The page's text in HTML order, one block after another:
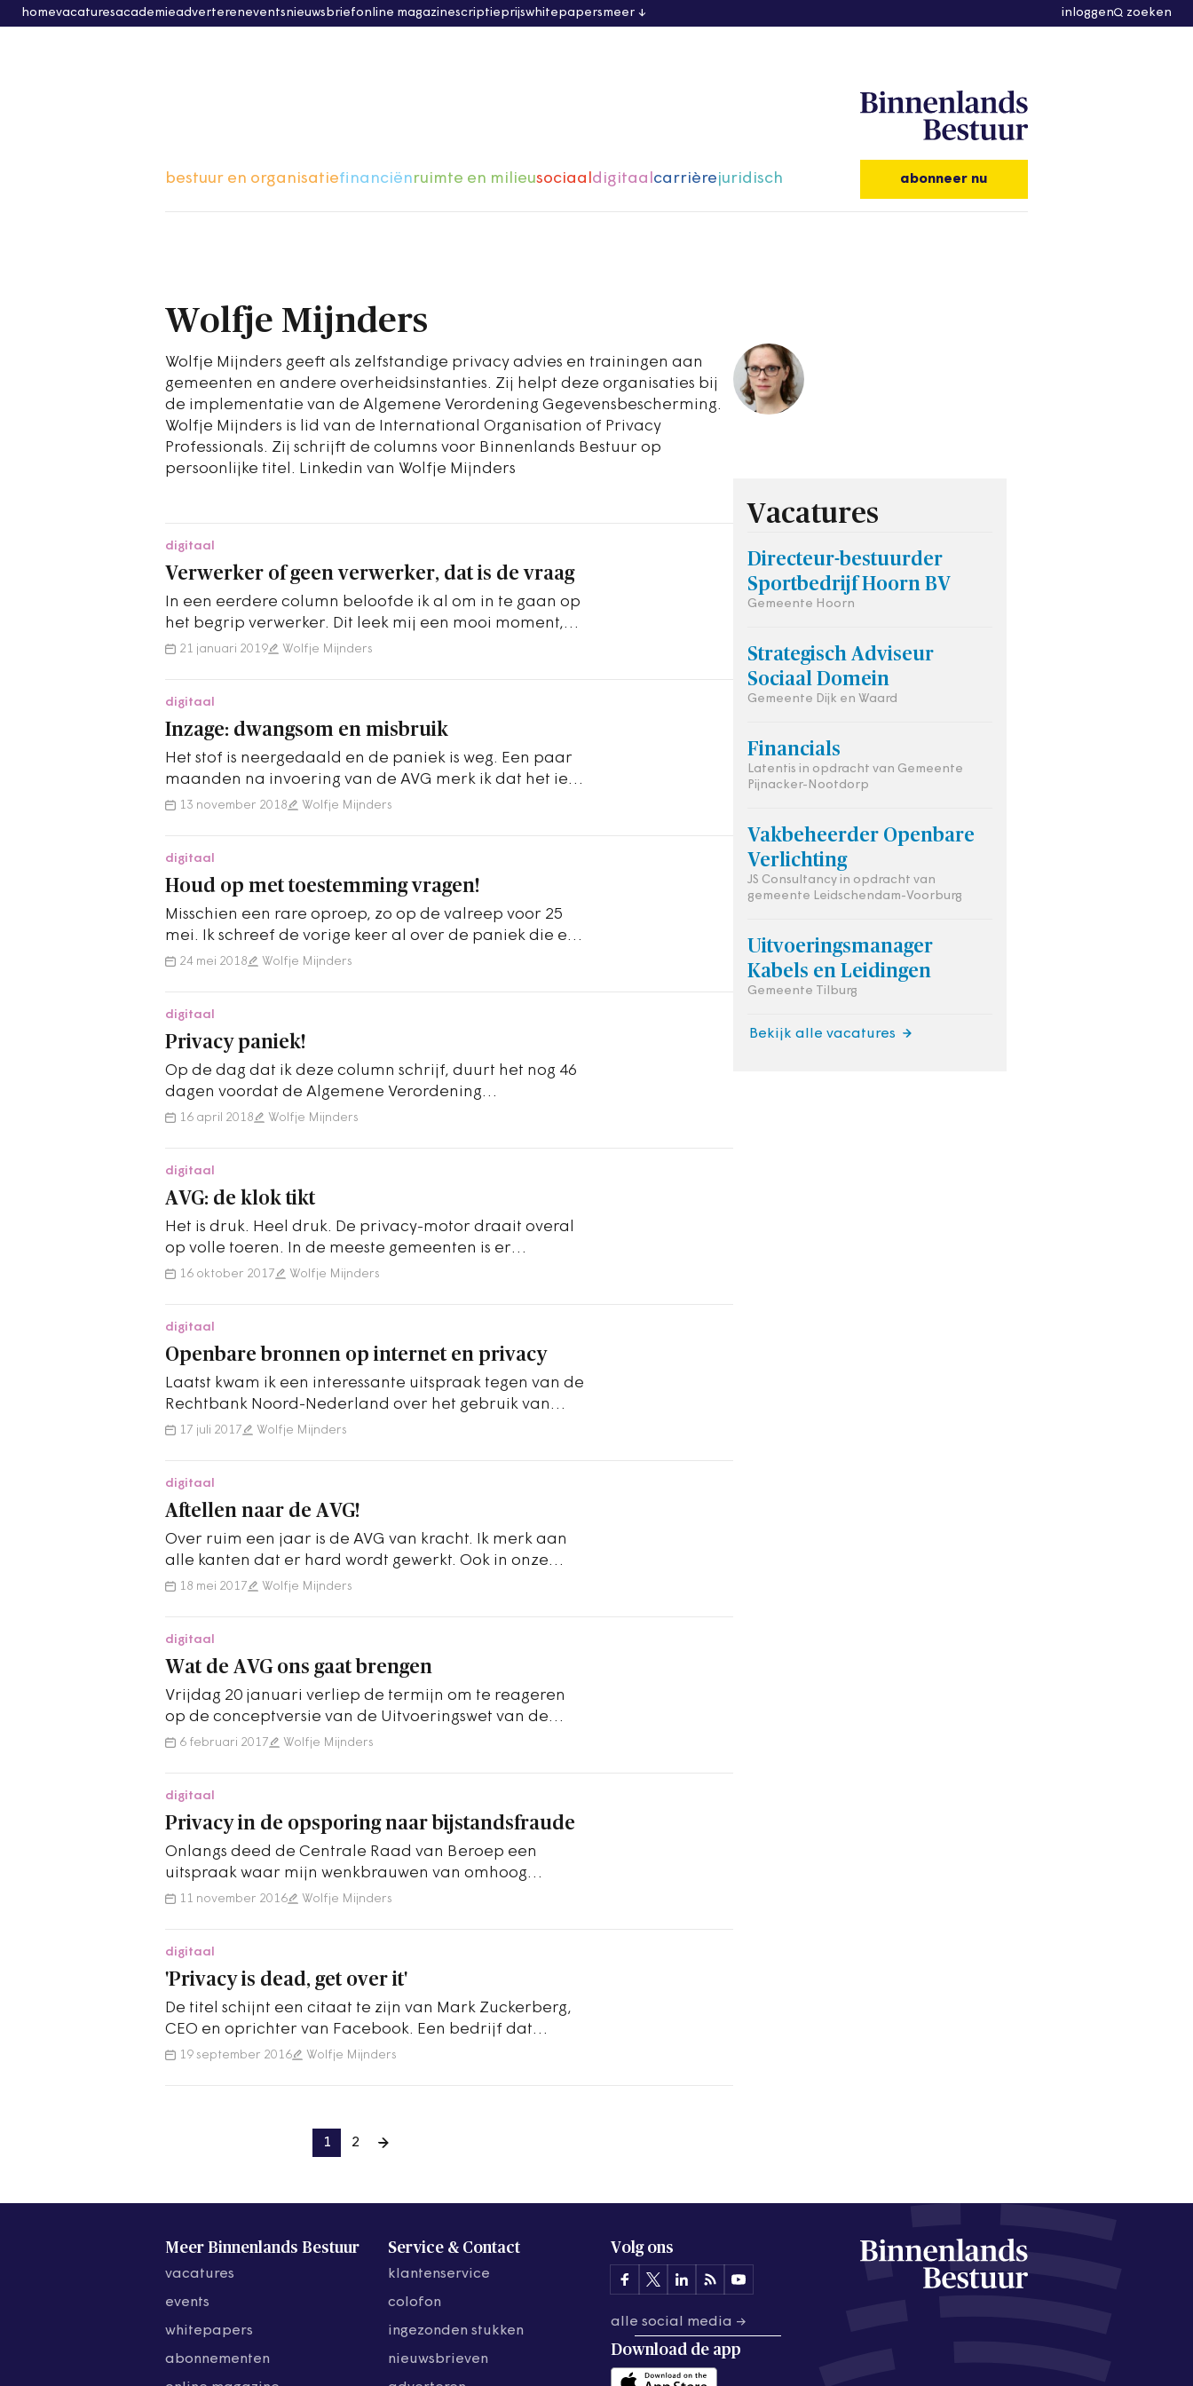
homevacaturesacademieadvertereneventsnieuwsbriefonline magazinescriptieprijswhitepapersmeer inloggen zoeken
bestuur en organisatiefinanciënruimte en milieusociaaldigitaalcarrièrejuridisch abonneer nu
Wolfje Mijnders
Wolfje Mijnders geeft als zelfstandige privacy advies en trainingen aan
gemeenten en andere overheidsinstanties. Zij helpt deze organisaties bij
de implementatie van de Algemene Verordening Gegevensbescherming.
Wolfje Mijnders is lid van de International Organisation of Privacy
Professionals. Zij schrijft de columns voor Binnenlands Bestuur op
persoonlijke titel. Linkedin van Wolfje Mijnders
digitaal
Verwerker of geen verwerker, dat is de vraag
In een eerdere column beloofde ik al om in te gaan op
het begrip verwerker. Dit leek mij een mooi moment,
omdat de voorzieningenrechter in…
21 januari 2019 Wolfje Mijnders
digitaal
Inzage: dwangsom en misbruik
Het stof is neergedaald en de paniek is weg. Een paar
maanden na invoering van de AVG merk ik dat het iets
rustiger is geworden rondom…
13 november 2018 Wolfje Mijnders
digitaal
Houd op met toestemming vragen!
Misschien een rare oproep, zo op de valreep voor 25
mei. Ik schreef de vorige keer al over de paniek die er
heerst. In die paniek zie ik…
24 mei 2018 Wolfje Mijnders
digitaal
Privacy paniek!
Op de dag dat ik deze column schrijf, duurt het nog 46
dagen voordat de Algemene Verordening
Gegevensbescherming (AVG) van kracht wordt.…
16 april 2018 Wolfje Mijnders
digitaal
AVG: de klok tikt
Het is druk. Heel druk. De privacy-motor draait overal
op volle toeren. In de meeste gemeenten is er
inmiddels wel iemand aangesteld die…
16 oktober 2017 Wolfje Mijnders
digitaal
Openbare bronnen op internet en privacy
Laatst kwam ik een interessante uitspraak tegen van de
Rechtbank Noord-Nederland over het gebruik van
persoonsgegevens uit openbare bronnen…
17 juli 2017 Wolfje Mijnders
digitaal
Aftellen naar de AVG!
Over ruim een jaar is de AVG van kracht. Ik merk aan
alle kanten dat er hard wordt gewerkt. Ook in onze
gemeente zijn we bezig privacy nog…
18 mei 2017 Wolfje Mijnders
digitaal
Wat de AVG ons gaat brengen
Vrijdag 20 januari verliep de termijn om te reageren
op de conceptversie van de Uitvoeringswet van de
Algemene verordening…
6 februari 2017 Wolfje Mijnders
digitaal
Privacy in de opsporing naar bijstandsfraude
Onlangs deed de Centrale Raad van Beroep een
uitspraak waar mijn wenkbrauwen van omhoog
gingen. Op 13 september 2016 heeft de CRvB
11 november 2016 Wolfje Mijnders
digitaal
'Privacy is dead, get over it'
De titel schijnt een citaat te zijn van Mark Zuckerberg,
CEO en oprichter van Facebook. Een bedrijf dat
inderdaad niet bekend staat als…
19 september 2016 Wolfje Mijnders
Vacatures
Directeur-bestuurder
Sportbedrijf Hoorn BV
Gemeente Hoorn
Strategisch Adviseur
Sociaal Domein
Gemeente Dijk en Waard
Financials
Latentis in opdracht van Gemeente
Pijnacker-Nootdorp
Vakbeheerder Openbare
Verlichting
JS Consultancy in opdracht van
gemeente Leidschendam-Voorburg
Uitvoeringsmanager
Kabels en Leidingen
Gemeente Tilburg
Bekijk alle vacatures
1 2
Meer Binnenlands Bestuur
vacatures
events
whitepapers
abonnementen
Service & Contact
klantenservice
colofon
ingezonden stukken
nieuwsbrieven
Volg ons
alle social media →
Download de app